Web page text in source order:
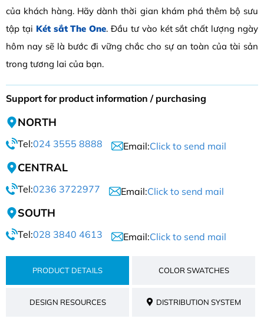
của khách hàng. Hãy dành thời gian khám phá thêm bộ sưu
tập tại Két sắt The One. Đầu tư vào két sắt chất lượng ngày
hôm nay sẽ là bước đi vững chắc cho sự an toàn của tài sản
trong tương lai của bạn.
Support for product information / purchasing
NORTH
Tel:024 3555 8888 Email:Click to send mail
CENTRAL
Tel:0236 3722977 Email:Click to send mail
SOUTH
Tel:028 3840 4613 Email:Click to send mail
PRODUCT DETAILS COLOR SWATCHES
DESIGN RESOURCES DISTRIBUTION SYSTEM